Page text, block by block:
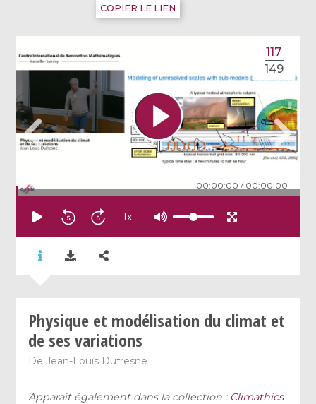
COPIER LE LIEN
00:00:00 / 00:00:00
117
149
1x
Physique et modélisation du climat et
de ses variations
DeJean-Louis Dufresne
Apparaît également dans la collection : Climathics